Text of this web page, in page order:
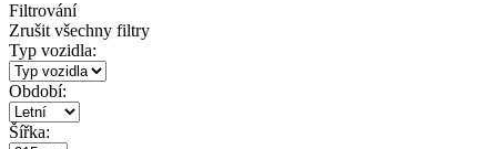
Filtrování
Zrušit všechny filtry
Typ vozidla:
Období:
Šířka: